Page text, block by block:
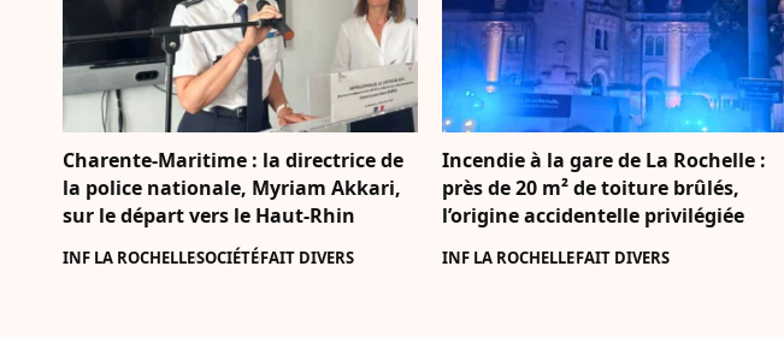
Charente-Maritime : la directrice de
la police nationale, Myriam Akkari,
sur le départ vers le Haut-Rhin
INF LA ROCHELLESOCIÉTÉFAIT DIVERS
Incendie à la gare de La Rochelle :
près de 20 m² de toiture brûlés,
l’origine accidentelle privilégiée
INF LA ROCHELLEFAIT DIVERS